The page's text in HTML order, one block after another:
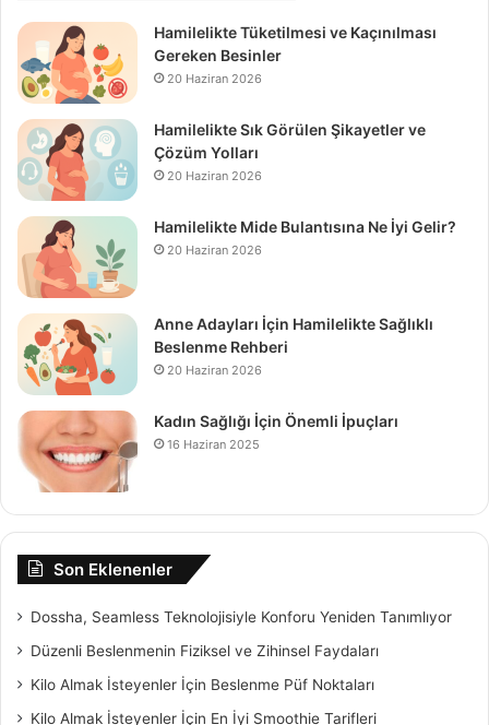
Hamilelikte Tüketilmesi ve Kaçınılması
Gereken Besinler
20 Haziran 2026
Hamilelikte Sık Görülen Şikayetler ve
Çözüm Yolları
20 Haziran 2026
Hamilelikte Mide Bulantısına Ne İyi Gelir?
20 Haziran 2026
Anne Adayları İçin Hamilelikte Sağlıklı
Beslenme Rehberi
20 Haziran 2026
Kadın Sağlığı İçin Önemli İpuçları
16 Haziran 2025
Son Eklenenler
Dossha, Seamless Teknolojisiyle Konforu Yeniden Tanımlıyor
Düzenli Beslenmenin Fiziksel ve Zihinsel Faydaları
Kilo Almak İsteyenler İçin Beslenme Püf Noktaları
Kilo Almak İsteyenler İçin En İyi Smoothie Tarifleri